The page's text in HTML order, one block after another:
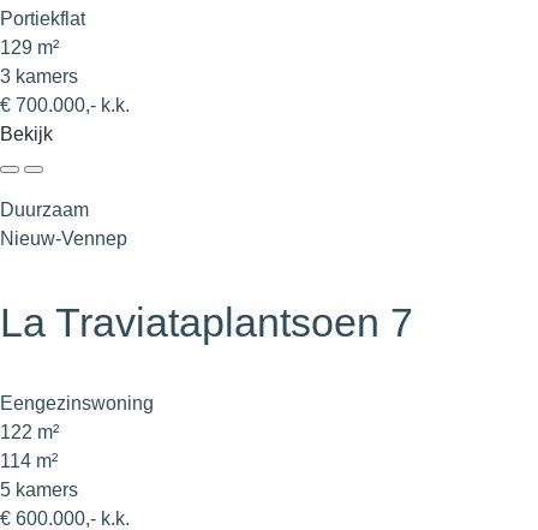
Portiekflat
129 m²
3 kamers
€ 700.000,- k.k.
Bekijk
Duurzaam
Nieuw-Vennep
La Traviataplantsoen 7
Eengezinswoning
122 m²
114 m²
5 kamers
€ 600.000,- k.k.